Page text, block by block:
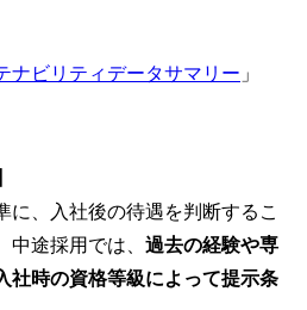
ナビリティデータサマリー 」
に、入社後の待遇を判断するこ
中途採用では、 過去の経験や専
社時の資格等級によって提示条